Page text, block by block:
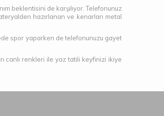
beklentisini de karşılıyor. Telefonunuz
hazırlanan ve kenarları metal
spor yaparken de telefonunuzu gayet
canlı renkleri ile yaz tatili keyfinizi ikiye